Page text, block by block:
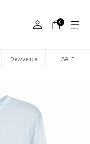
0
Dewvence SALE